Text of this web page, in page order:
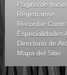
Página de Inicio
Registrarme
Recordar
Especialidades
Directorio de
Mapa del Sitio